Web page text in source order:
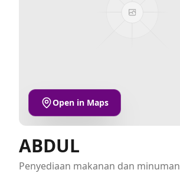
Open in Maps
ABDUL
Penyediaan makanan dan